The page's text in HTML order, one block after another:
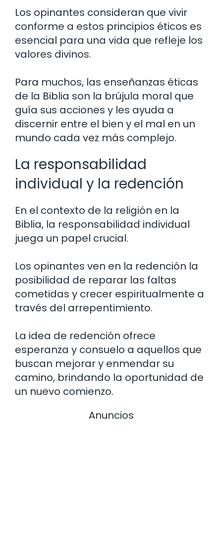
Los opinantes consideran que vivir
conforme a estos principios éticos es
esencial para una vida que refleje los
valores divinos.
Para muchos, las enseñanzas éticas
de la Biblia son la brújula moral que
guía sus acciones y les ayuda a
discernir entre el bien y el mal en un
mundo cada vez más complejo.
La responsabilidad
individual y la redención
En el contexto de la religión en la
Biblia, la responsabilidad individual
juega un papel crucial.
Los opinantes ven en la redención la
posibilidad de reparar las faltas
cometidas y crecer espiritualmente a
través del arrepentimiento.
La idea de redención ofrece
esperanza y consuelo a aquellos que
buscan mejorar y enmendar su
camino, brindando la oportunidad de
un nuevo comienzo.
Anuncios